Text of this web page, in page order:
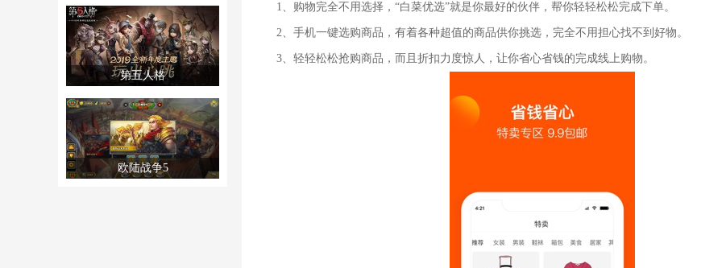
第五人格
欧陆战争5
1、购物完全不用选择，“白菜优选”就是你最好的伙伴，帮你轻轻松松完成下单。
2、手机一键选购商品，有着各种超值的商品供你挑选，完全不用担心找不到好物。
3、轻轻松松抢购商品，而且折扣力度惊人，让你省心省钱的完成线上购物。